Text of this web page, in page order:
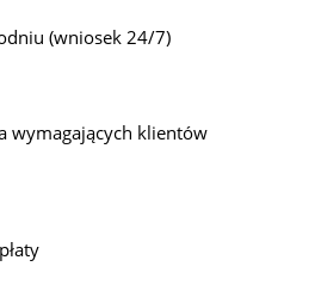
(wniosek 24/7)
wymagających klientów